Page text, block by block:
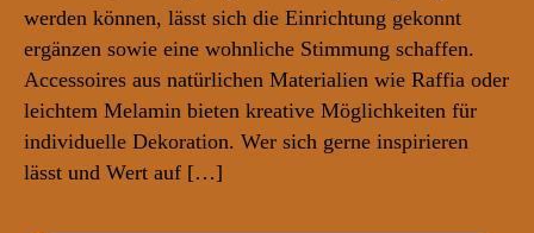
werden können, lässt sich die Einrichtung gekonnt
ergänzen sowie eine wohnliche Stimmung schaffen.
Accessoires aus natürlichen Materialien wie Raffia oder
leichtem Melamin bieten kreative Möglichkeiten für
individuelle Dekoration. Wer sich gerne inspirieren
lässt und Wert auf […]